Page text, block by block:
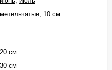
метельчатые, 10 см
20 см
30 см